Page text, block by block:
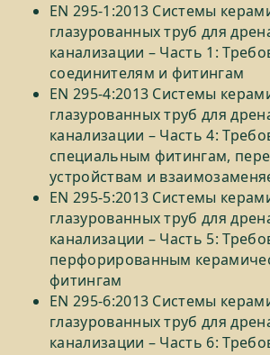
EN 295-1:2013 Системы
глазурованных труб для
канализации – Часть 1:
соединителям и фитингам
EN 295-4:2013 Системы
глазурованных труб для
канализации – Часть 4:
специальным фитингам,
устройствам и
EN 295-5:2013 Системы
глазурованных труб для
канализации – Часть 5:
перфорированным
фитингам
EN 295-6:2013 Системы
глазурованных труб для
канализации – Часть 6: